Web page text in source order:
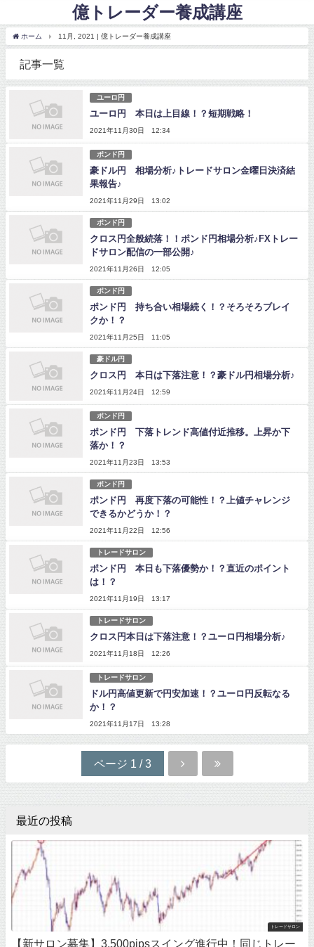
億トレーダー養成講座
ホーム 11月, 2021 | 億トレーダー養成講座
記事一覧
ユーロ円
ユーロ円 本日は上目線！？短期戦略！
2021年11月30日 12:34
ポンド円
豪ドル円 相場分析♪トレードサロン金曜日決済結
果報告♪
2021年11月29日 13:02
ポンド円
クロス円全般続落！！ポンド円相場分析♪FXトレー
ドサロン配信の一部公開♪
2021年11月26日 12:05
ポンド円
ポンド円 持ち合い相場続く！？そろそろブレイ
クか！？
2021年11月25日 11:05
豪ドル円
クロス円 本日は下落注意！？豪ドル円相場分析♪
2021年11月24日 12:59
ポンド円
ポンド円 下落トレンド高値付近推移。上昇か下
落か！？
2021年11月23日 13:53
ポンド円
ポンド円 再度下落の可能性！？上値チャレンジ
できるかどうか！？
2021年11月22日 12:56
トレードサロン
ポンド円 本日も下落優勢か！？直近のポイント
は！？
2021年11月19日 13:17
トレードサロン
クロス円本日は下落注意！？ユーロ円相場分析♪
2021年11月18日 12:26
トレードサロン
ドル円高値更新で円安加速！？ユーロ円反転なる
か！？
2021年11月17日 13:28
ページ 1 / 3
最近の投稿
トレードサロン
【新サロン募集】3,500pipsスイング進行中！同じトレー